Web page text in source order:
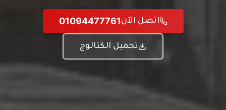
اتصل الآن01094477761
تحميل الكتالوج